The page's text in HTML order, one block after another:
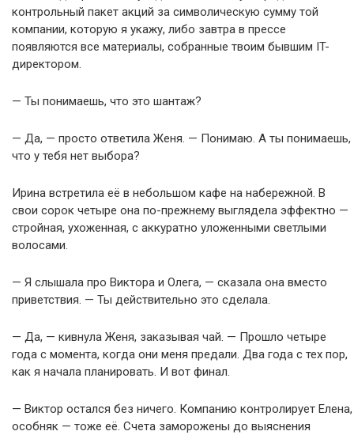
контрольный пакет акций за символическую сумму той
компании, которую я укажу, либо завтра в прессе
появляются все материалы, собранные твоим бывшим IT-
директором.
— Ты понимаешь, что это шантаж?
— Да, — просто ответила Женя. — Понимаю. А ты понимаешь,
что у тебя нет выбора?
Ирина встретила её в небольшом кафе на набережной. В
свои сорок четыре она по-прежнему выглядела эффектно —
стройная, ухоженная, с аккуратно уложенными светлыми
волосами.
— Я слышала про Виктора и Олега, — сказала она вместо
приветствия. — Ты действительно это сделала.
— Да, — кивнула Женя, заказывая чай. — Прошло четыре
года с момента, когда они меня предали. Два года с тех пор,
как я начала планировать. И вот финал.
— Виктор остался без ничего. Компанию контролирует Елена,
особняк — тоже её. Счета заморожены до выяснения